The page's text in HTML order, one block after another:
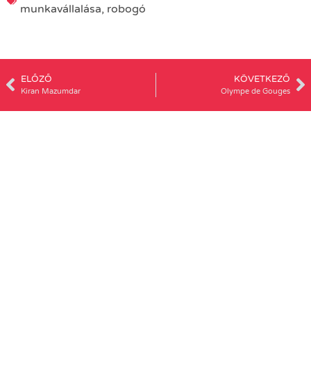
munkavállalása, robogó
ELŐZŐ
Kiran Mazumdar
KÖVETKEZŐ
Olympe de Gouges